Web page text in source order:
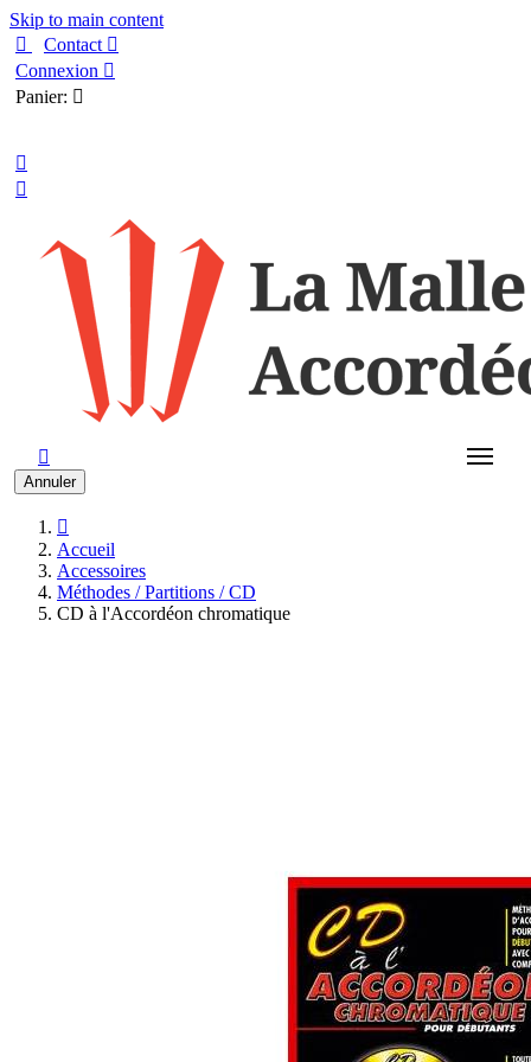
Skip to main content

Contact 
Connexion 
Panier: 



Annuler

Accueil
Accessoires
Méthodes / Partitions / CD
CD à l'Accordéon chromatique